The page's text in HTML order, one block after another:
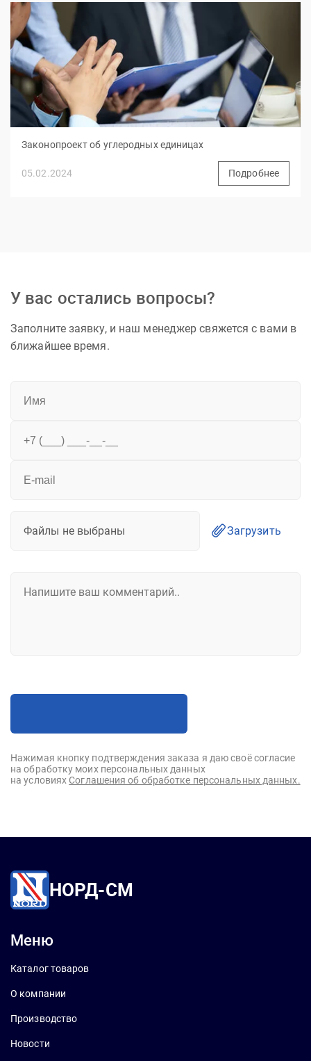
Законопроект об углеродных единицах
05.02.2024 Подробнее
У вас остались вопросы?
Заполните заявку, и наш менеджер свяжется с вами в
ближайшее время.
Файлы не выбраны Загрузить
Нажимая кнопку подтверждения заказа я даю своё согласие
на обработку моих персональных данных
на условиях Соглашения об обработке персональных данных.
НОРД-СМ
Меню
Каталог товаров
О компании
Производство
Новости